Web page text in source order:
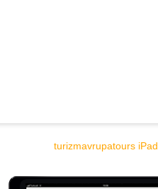
turizmavrupatours iPad